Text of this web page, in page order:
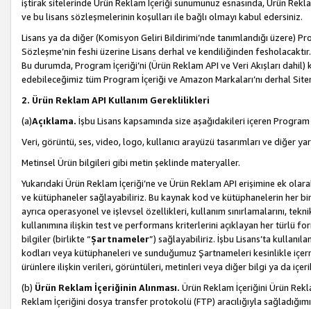
iştirak sitelerinde Ürün Reklam İçeriği sunumunuz esnasında, Ürün
ve bu lisans sözleşmelerinin koşulları ile bağlı olmayı kabul edersiniz.
Lisans ya da diğer (Komisyon Geliri Bildirimi’nde tanımlandığı üzere)
Sözleşme’nin feshi üzerine Lisans derhal ve kendiliğinden
Bu durumda, Program İçeriği’ni (Ürün Reklam API ve Veri Akışları
edebileceğimiz tüm Program İçeriği ve Amazon Markaları’nı derhal
2. Ürün Reklam API Kullanım Gereklilikleri
(a)Açıklama. İşbu Lisans kapsamında size aşağıdakileri içeren
Veri, görüntü, ses, video, logo, kullanıcı arayüzü tasarımları ve diğer
Metinsel Ürün bilgileri gibi metin şeklinde materyaller.
Yukarıdaki Ürün Reklam İçeriği’ne ve Ürün Reklam API erişimine ek
ve kütüphaneler sağlayabiliriz. Bu kaynak kod ve kütüphanelerin her
ayrıca operasyonel ve işlevsel özellikleri, kullanım sınırlamalarını,
kullanımına ilişkin test ve performans kriterlerini açıklayan her türlü
bilgiler (birlikte “Şartnameler”) sağlayabiliriz. İşbu Lisans’ta
kodları veya kütüphaneleri ve sunduğumuz Şartnameleri kesinlikle
ürünlere ilişkin verileri, görüntüleri, metinleri veya diğer bilgi ya da
(b) Ürün Reklam İçeriğinin Alınması. Ürün Reklam İçeriğini Ürün
Reklam İçeriğini dosya transfer protokolü (FTP) aracılığıyla